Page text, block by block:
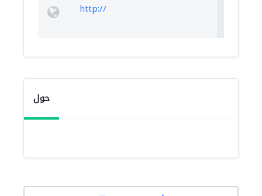
http://
حول